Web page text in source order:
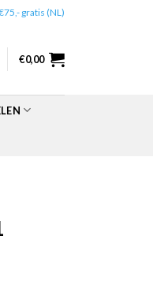
gratis (NL)
€0,00